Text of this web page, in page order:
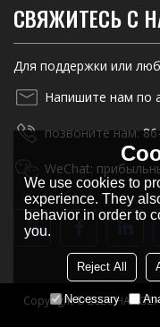
СВЯЖИТЕСЬ С
Для поддержки или
Напишите нам по
позвоните нам:
WeChat:
Copyright © 2026
We use cookies to
experience. They
behavior in order to
you.
Reject All
Necessary